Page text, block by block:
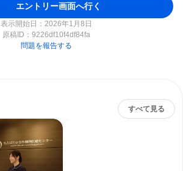
エントリー画面へ行く
表示開始日：2026年1月8日
原稿ID： 9226df10f4df84fa
問題を報告する
すべて見る